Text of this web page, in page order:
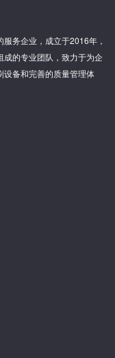
务企业，成立于2016年，
成的专业团队，致力于为企
设备和完善的质量管理体